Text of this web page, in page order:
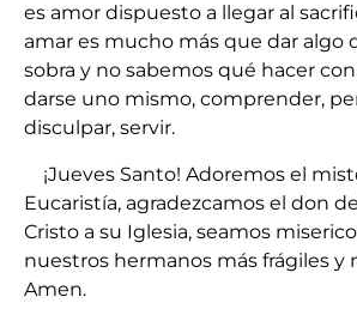
es amor dispuesto a llegar al
amar es mucho más que dar algo
sobra y no sabemos qué hacer
darse uno mismo, comprender,
disculpar, servir.
¡Jueves Santo! Adoremos el
Eucaristía, agradezcamos el don
Cristo a su Iglesia, seamos
nuestros hermanos más frágiles y
Amen.